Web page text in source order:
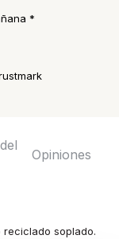
*
Opiniones
reciclado soplado.